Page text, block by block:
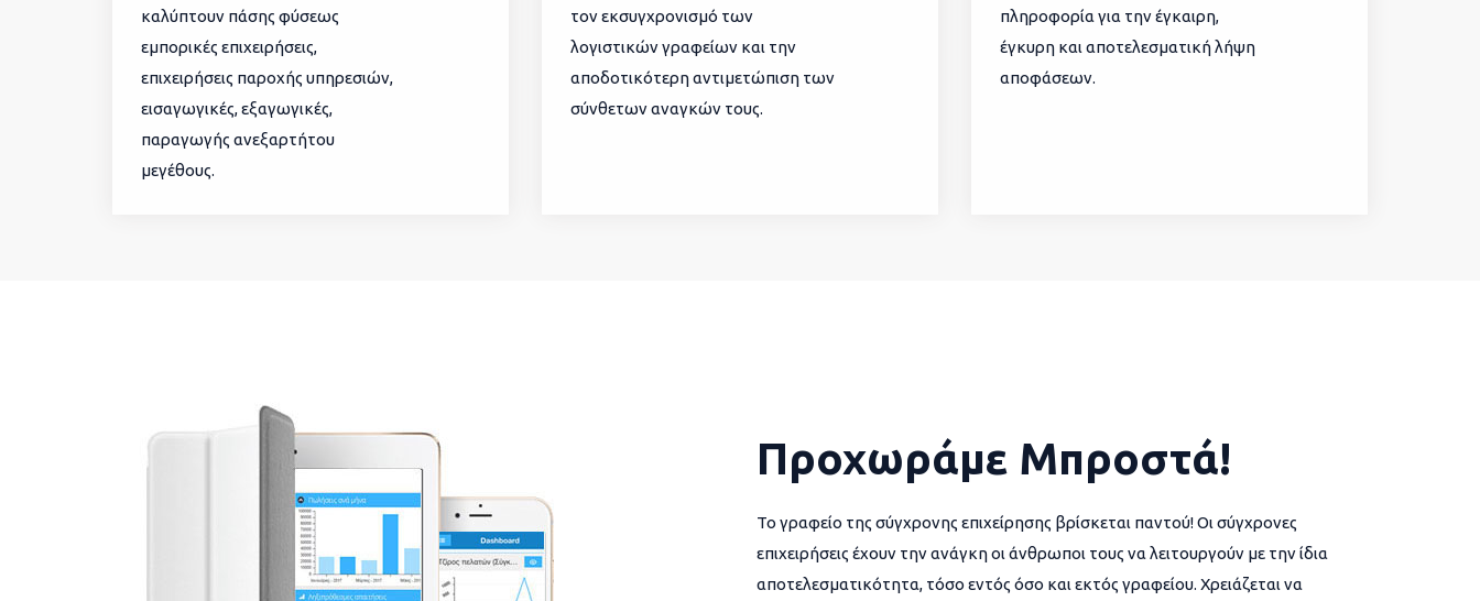
καλύπτουν πάσης φύσεως
εμπορικές επιχειρήσεις,
επιχειρήσεις παροχής υπηρεσιών,
εισαγωγικές, εξαγωγικές,
παραγωγής ανεξαρτήτου
μεγέθους.
τον εκσυγχρονισμό των
λογιστικών γραφείων και την
αποδοτικότερη αντιμετώπιση των
σύνθετων αναγκών τους.
πληροφορία για την έγκαιρη,
έγκυρη και αποτελεσματική λήψη
αποφάσεων.
Προχωράμε Μπροστά!
Το γραφείο της σύγχρονης επιχείρησης βρίσκεται παντού! Οι σύγχρονες
επιχειρήσεις έχουν την ανάγκη οι άνθρωποι τους να λειτουργούν με την ίδια
αποτελεσματικότητα, τόσο εντός όσο και εκτός γραφείου. Χρειάζεται να